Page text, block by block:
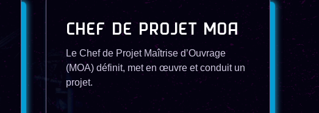
CHEF DE PROJET MOA
Le Chef de Projet Maîtrise d’Ouvrage
(MOA) définit, met en œuvre et conduit un
projet.